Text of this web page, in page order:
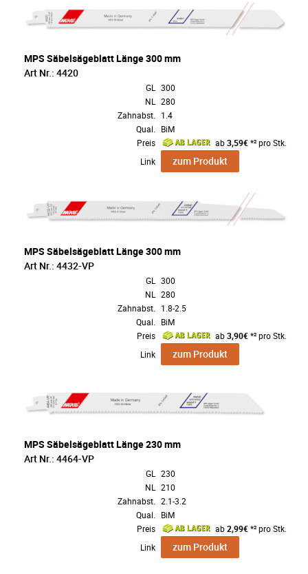
MPS Säbelsägeblatt Länge 300 mm
Art Nr.: 4420
GL
300
NL
280
Zahnabst.
1.4
Qual.
BiM
Preis
ab3,59€*² pro Stk.
Link
zum Produkt
MPS Säbelsägeblatt Länge 300 mm
Art Nr.: 4432-VP
GL
300
NL
280
Zahnabst.
1.8-2.5
Qual.
BiM
Preis
ab3,90€*² pro Stk.
Link
zum Produkt
MPS Säbelsägeblatt Länge 230 mm
Art Nr.: 4464-VP
GL
230
NL
210
Zahnabst.
2.1-3.2
Qual.
BiM
Preis
ab2,99€*² pro Stk.
Link
zum Produkt